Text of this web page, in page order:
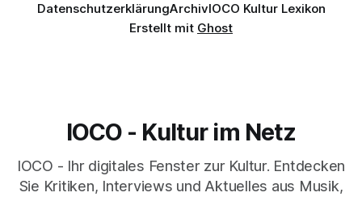
DatenschutzerklärungArchivIOCO Kultur Lexikon
Erstellt mit Ghost
IOCO - Kultur im Netz
IOCO - Ihr digitales Fenster zur Kultur. Entdecken
Sie Kritiken, Interviews und Aktuelles aus Musik,